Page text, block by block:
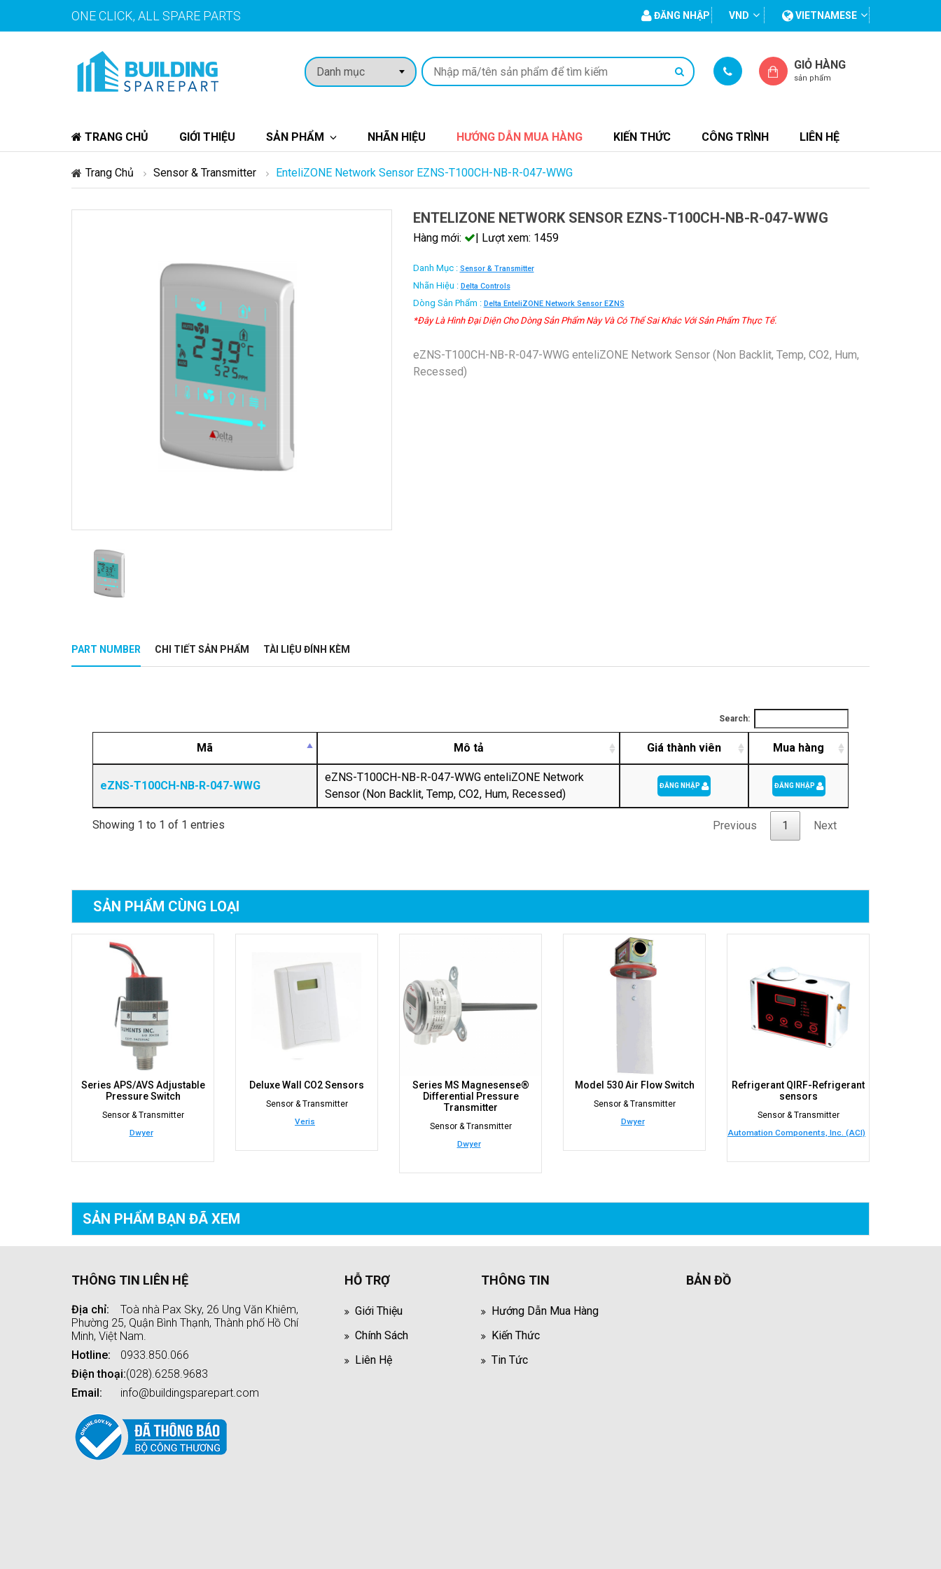
ONE CLICK, ALL SPARE PARTS ĐĂNG NHẬP VND VIETNAMESE
GIỎ HÀNG
sản phẩm
TRANG CHỦ GIỚI THIỆU SẢN PHẨM NHÃN HIỆU HƯỚNG DẪN MUA HÀNG KIẾN THỨC CÔNG TRÌNH LIÊN HỆ
Trang Chủ Sensor & Transmitter EnteliZONE Network Sensor EZNS-T100CH-NB-R-047-WWG
ENTELIZONE NETWORK SENSOR EZNS-T100CH-NB-R-047-WWG
Hàng mới: | Lượt xem: 1459
Danh Mục : Sensor & Transmitter
Nhãn Hiệu : Delta Controls
Dòng Sản Phẩm : Delta EnteliZONE Network Sensor EZNS
*Đây Là Hình Đại Diện Cho Dòng Sản Phẩm Này Và Có Thể Sai Khác Với Sản Phẩm Thực Tế.
eZNS-T100CH-NB-R-047-WWG enteliZONE Network Sensor (Non Backlit, Temp, CO2, Hum,
Recessed)
PART NUMBER CHI TIẾT SẢN PHẨM TÀI LIỆU ĐÍNH KÈM
Search:
Mã Mô tả Giá thành viên Mua hàng
eZNS-T100CH-NB-R-047-WWG
eZNS-T100CH-NB-R-047-WWG enteliZONE Network
Sensor (Non Backlit, Temp, CO2, Hum, Recessed)
ĐĂNG NHẬP ĐĂNG NHẬP
Showing 1 to 1 of 1 entries Previous 1 Next
SẢN PHẨM CÙNG LOẠI
Series APS/AVS Adjustable
Pressure Switch
Sensor & Transmitter
Dwyer
Deluxe Wall CO2 Sensors
Sensor & Transmitter
Veris
Series MS Magnesense®
Differential Pressure
Transmitter
Sensor & Transmitter
Dwyer
Model 530 Air Flow Switch
Sensor & Transmitter
Dwyer
Refrigerant QIRF-Refrigerant
sensors
Sensor & Transmitter
Automation Components, Inc. (ACI)
SẢN PHẨM BẠN ĐÃ XEM
THÔNG TIN LIÊN HỆ
Địa chỉ:
Toà nhà Pax Sky, 26 Ung Văn Khiêm,
Phường 25, Quận Bình Thạnh, Thành phố Hồ Chí
Minh, Việt Nam.
Hotline:
0933.850.066
Điện thoại:(028).6258.9683
Email:
info@buildingsparepart.com
HỖ TRỢ
Giới Thiệu
Chính Sách
Liên Hệ
THÔNG TIN
Hướng Dẫn Mua Hàng
Kiến Thức
Tin Tức
BẢN ĐỒ